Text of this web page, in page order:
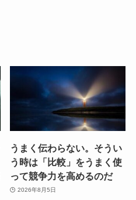
うまく伝わらない。そうい
う時は「比較」をうまく使
って競争力を高めるのだ
2026年8月5日